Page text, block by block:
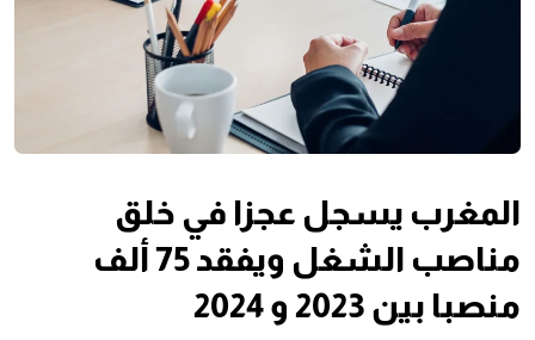
المغرب يسجل عجزا في خلق
مناصب الشغل ويفقد 75 ألف
منصبا بين 2023 و 2024